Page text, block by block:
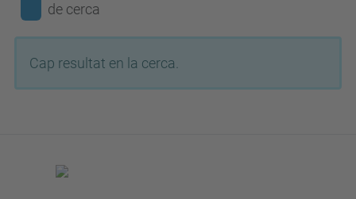
de cerca
Cap resultat en la cerca.